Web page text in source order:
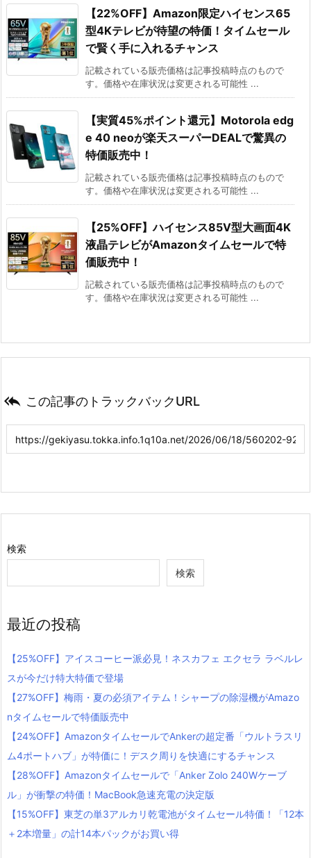
【22%OFF】Amazon限定ハイセンス65
型4Kテレビが待望の特価！タイムセール
で賢く手に入れるチャンス
記載されている販売価格は記事投稿時点のもので
す。価格や在庫状況は変更される可能性 ...
【実質45%ポイント還元】Motorola edg
e 40 neoが楽天スーパーDEALで驚異の
特価販売中！
記載されている販売価格は記事投稿時点のもので
す。価格や在庫状況は変更される可能性 ...
【25%OFF】ハイセンス85V型大画面4K
液晶テレビがAmazonタイムセールで特
価販売中！
記載されている販売価格は記事投稿時点のもので
す。価格や在庫状況は変更される可能性 ...
 この記事のトラックバックURL
検索
検索
最近の投稿
【25%OFF】アイスコーヒー派必見！ネスカフェ エクセラ ラベルレ
スが今だけ特大特価で登場
【27%OFF】梅雨・夏の必須アイテム！シャープの除湿機がAmazo
nタイムセールで特価販売中
【24%OFF】AmazonタイムセールでAnkerの超定番「ウルトラスリ
ム4ポートハブ」が特価に！デスク周りを快適にするチャンス
【28%OFF】Amazonタイムセールで「Anker Zolo 240Wケーブ
ル」が衝撃の特価！MacBook急速充電の決定版
【15%OFF】東芝の単3アルカリ乾電池がタイムセール特価！「12本
＋2本増量」の計14本パックがお買い得